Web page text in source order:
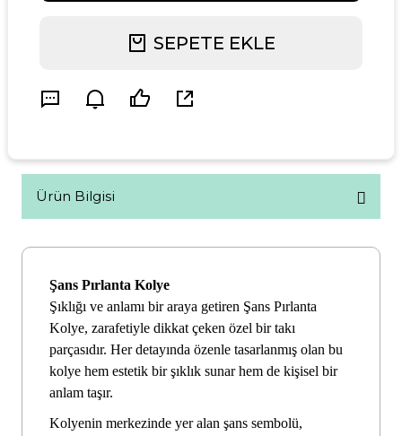
SEPETE EKLE
Ürün Bilgisi
Şans Pırlanta Kolye
Şıklığı ve anlamı bir araya getiren Şans Pırlanta
Kolye, zarafetiyle dikkat çeken özel bir takı
parçasıdır. Her detayında özenle tasarlanmış olan bu
kolye hem estetik bir şıklık sunar hem de kişisel bir
anlam taşır.
Kolyenin merkezinde yer alan şans sembolü,